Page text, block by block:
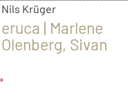
Nils Krüger
eruca | Marlene
Olenberg, Sivan
Sureskumaran